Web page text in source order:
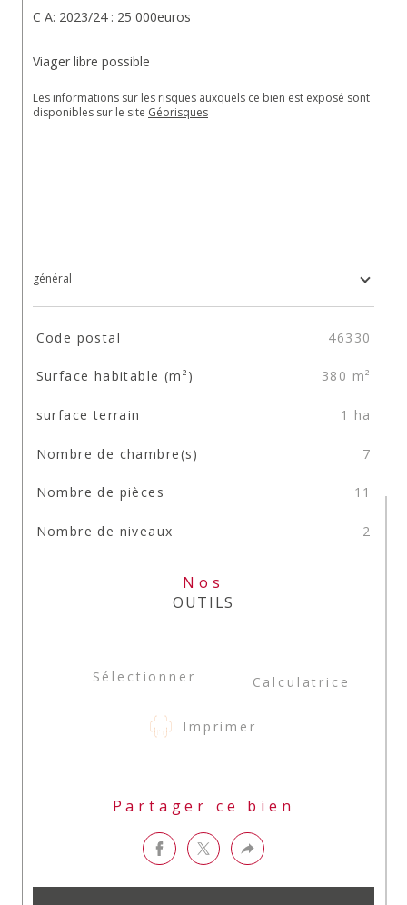
C A: 2023/24 : 25 000euros
Viager libre possible
Les informations sur les risques auxquels ce bien est exposé sont
disponibles sur le site Géorisques
général
TRAD_SIROCCO_Caracteristique
Code postal 46330
Surface habitable (m²) 380 m²
surface terrain 1 ha
Nombre de chambre(s) 7
Nombre de pièces 11
Nombre de niveaux 2
Nos
OUTILS
Sélectionner Calculatrice
Imprimer
Partager ce bien